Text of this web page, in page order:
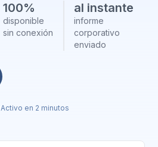
100%
disponible
sin conexión
al instante
informe
corporativo
enviado
Activo en 2 minutos